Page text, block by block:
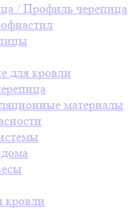
/ Профиль черепица
для кровли
материалы
кровли